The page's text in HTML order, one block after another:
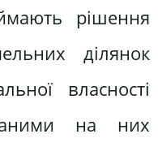
рішення
ділянок
власності
на них